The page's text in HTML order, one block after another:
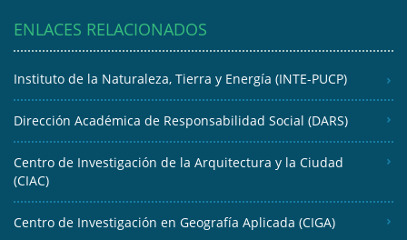
ENLACES RELACIONADOS
Instituto de la Naturaleza, Tierra y Energía (INTE-PUCP)
Dirección Académica de Responsabilidad Social (DARS)
Centro de Investigación de la Arquitectura y la Ciudad
(CIAC)
Centro de Investigación en Geografía Aplicada (CIGA)